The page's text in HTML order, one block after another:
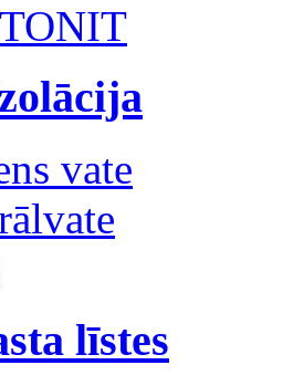
vate
līstes